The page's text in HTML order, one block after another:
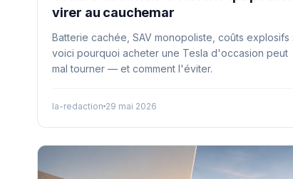
virer au cauchemar
Batterie cachée, SAV monopoliste, coûts explosifs :
voici pourquoi acheter une Tesla d'occasion peut
mal tourner — et comment l'éviter.
la-redaction 29 mai 2026